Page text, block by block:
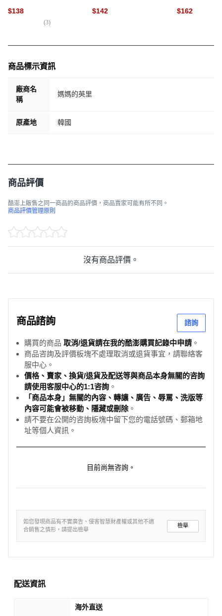
$138
(3)
$142
$162
商品標示資訊
廠商名
稱
媽媽的英里
原產地 韓國
商品評價
酷澎上販售之同一商品的商品評價，商品賣家可能有所不同。
商品評價管理原則
沒有商品評價。
商品諮詢 諮詢
購買的商品 取消/退貨請在我的酷澎購買記錄中申請 。
商品咨詢及評價板塊不處理取消或退貨事宜，請聯絡客
服中心。
價格、賣家、換貨/退貨及配送等與商品本身無關的咨詢
請使用客服中心的1:1咨詢 。
「商品本身」無關的內容、轉讓、廣告、辱罵、洗版等
內容可能會被移動、隱藏或刪除。
請不要在公開的咨詢板塊中留下您的電話號碼、郵箱地
址等個人資訊。
目前尚無咨詢。
如您發現商品有不實廣告、侵害智慧財產權或其他不適
合銷售之情形，請提出檢舉
檢舉
配送資訊
海外直送